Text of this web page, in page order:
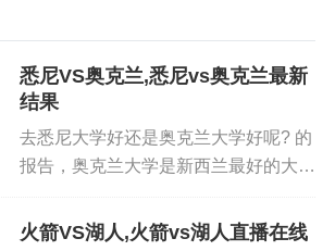
拉克出击双拳将球解围，化解了塞
胁。
毕尔巴鄂竞技,赛场上出现了哪
终，皇马1-0战胜毕尔巴鄂，取得
悉尼VS奥克兰,悉尼vs奥克兰最新
结果
去悉尼大学好还是奥克兰大学好呢? 的
报告，奥克兰大学是新西兰最好的大
的。悉尼大学擅长医药和法律。根据
火箭VS湖人,火箭vs湖人直播在线